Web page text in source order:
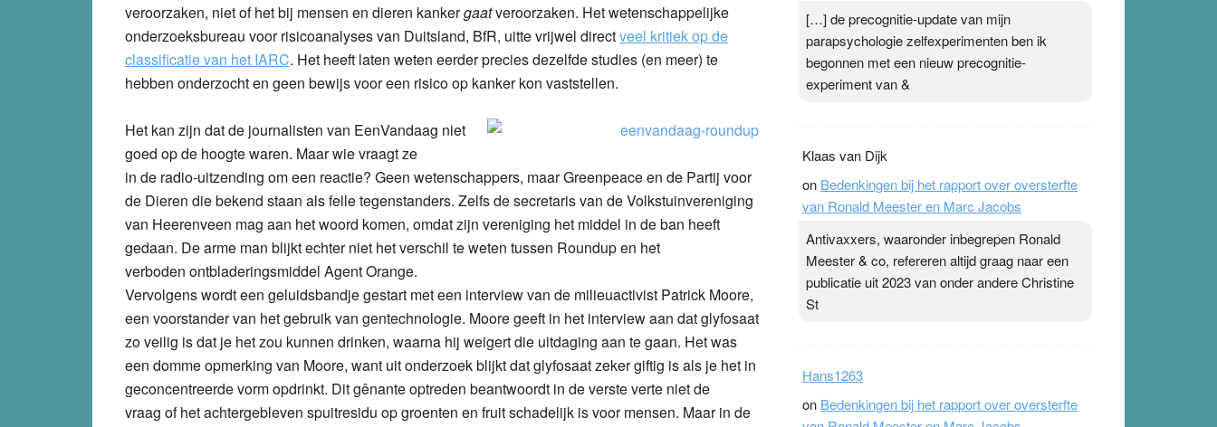
veroorzaken, niet of het bij mensen en dieren kankergaatveroorzaken. Het wetenschappelijke
onderzoeksbureau voor risicoanalyses van Duitsland, BfR, uitte vrijwel directveel kritiek op de
classificatie van het IARC. Het heeft laten weten eerder precies dezelfde studies (en meer) te
hebben onderzocht en geen bewijs voor een risico op kanker kon vaststellen.
Het kan zijn dat de journalisten van EenVandaag niet
goed op de hoogte waren. Maar wie vraagt ze
in de radio-uitzending om een reactie? Geen wetenschappers, maar Greenpeace en de Partij voor
de Dieren die bekend staan als felle tegenstanders. Zelfs de secretaris van de Volkstuinvereniging
van Heerenveen mag aan het woord komen, omdat zijn vereniging het middel in de ban heeft
gedaan. De arme man blijkt echter niet het verschil te weten tussen Roundup en het
verboden ontbladeringsmiddel Agent Orange.
Vervolgens wordt een geluidsbandje gestart met een interview van de milieuactivist Patrick Moore,
een voorstander van het gebruik van gentechnologie. Moore geeft in het interview aan dat glyfosaat
zo veilig is dat je het zou kunnen drinken, waarna hij weigert die uitdaging aan te gaan. Het was
een domme opmerking van Moore, want uit onderzoek blijkt dat glyfosaat zeker giftig is als je het in
geconcentreerde vorm opdrinkt. Dit gênante optreden beantwoordt in de verste verte niet de
vraag of het achtergebleven spuitresidu op groenten en fruit schadelijk is voor mensen. Maar in de
zijn. Door…Lees meer Pleisterplakkers in de
topspsort ›[...]
[…] de precognitie-update van mijn
parapsychologie zelfexperimenten ben ik
begonnen met een nieuw precognitie-
experiment van &
Klaas van Dijk
on Bedenkingen bij het rapport over oversterfte
van Ronald Meester en Marc Jacobs
Antivaxxers, waaronder inbegrepen Ronald
Meester & co, refereren altijd graag naar een
publicatie uit 2023 van onder andere Christine
St
Hans1263
on Bedenkingen bij het rapport over oversterfte